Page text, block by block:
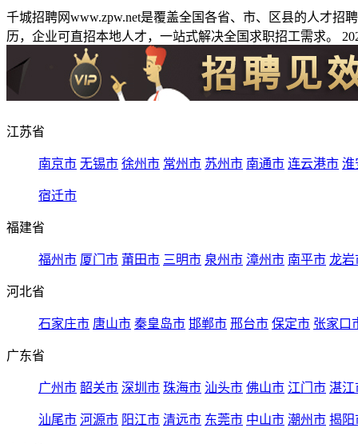
千城招聘网www.zpw.net是覆盖全国各省、市、区县的人才
历，企业可直招本地人才，一站式解决全国求职招工需求。
江苏省
南京市 无锡市 徐州市 常州市 苏州市 南通市 连云港市 淮
宿迁市
福建省
福州市 厦门市 莆田市 三明市 泉州市 漳州市 南平市 龙岩
河北省
石家庄市 唐山市 秦皇岛市 邯郸市 邢台市 保定市 张家口
广东省
广州市 韶关市 深圳市 珠海市 汕头市 佛山市 江门市 湛江
汕尾市 河源市 阳江市 清远市 东莞市 中山市 潮州市 揭阳